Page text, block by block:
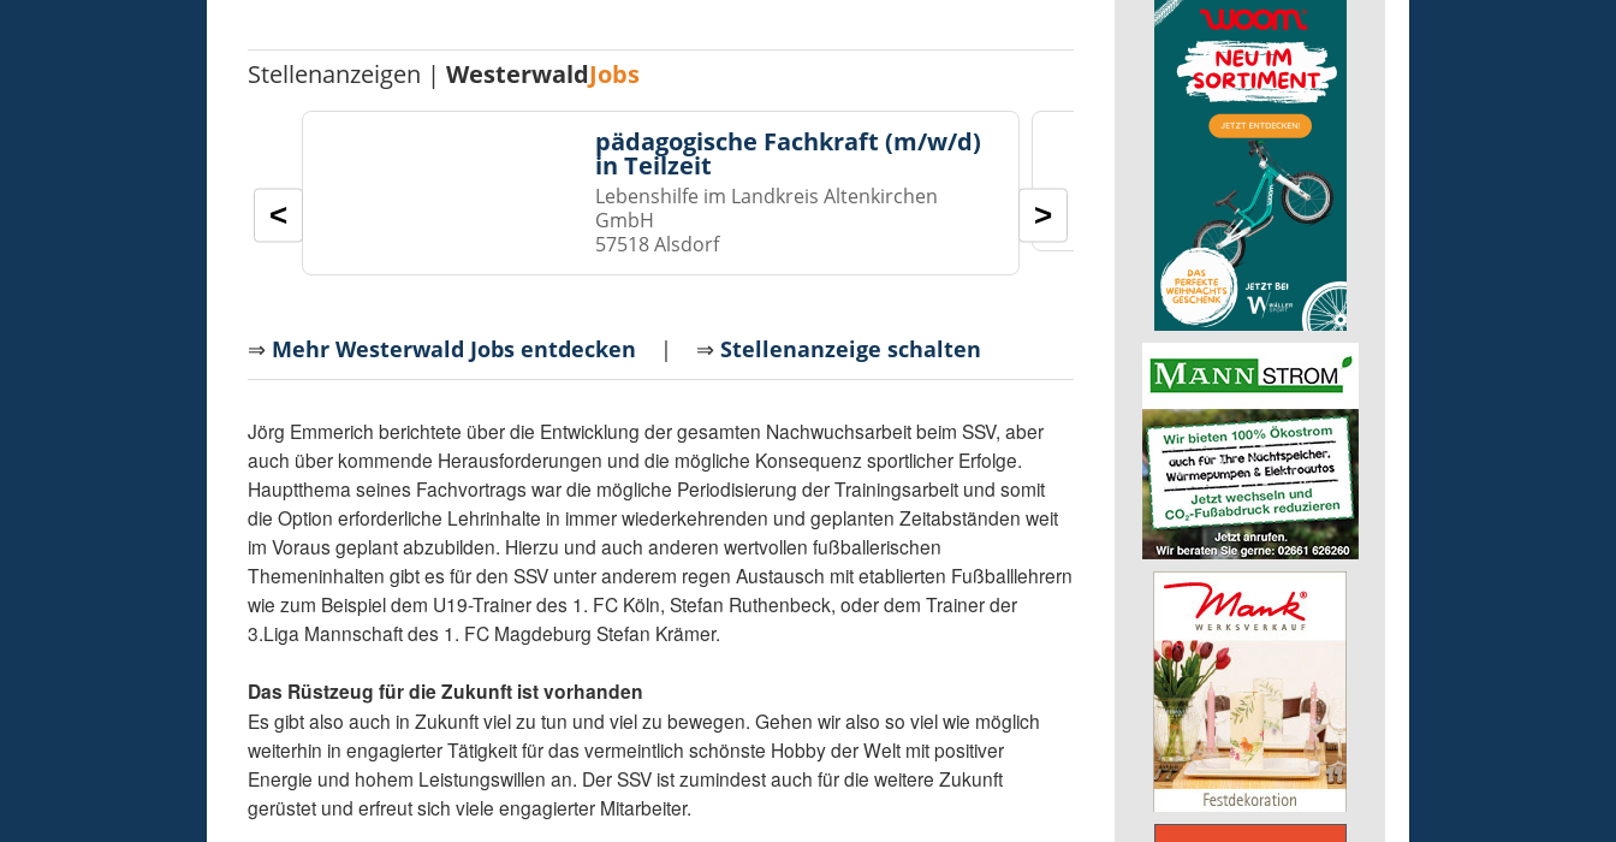
Stellenanzeigen |WesterwaldJobs
pädagogische Fachkraft (m/w/d)
in Teilzeit
Lebenshilfe im Landkreis Altenkirchen
GmbH
57518 Alsdorf
Lebenshilfe im Landkreis
GmbH
51598 Friesenhagen
< >
⇒ Mehr Westerwald Jobs entdecken | ⇒Stellenanzeige schalten
Jörg Emmerich berichtete über die Entwicklung der gesamten Nachwuchsarbeit beim SSV, aber
auch über kommende Herausforderungen und die mögliche Konsequenz sportlicher Erfolge.
Hauptthema seines Fachvortrags war die mögliche Periodisierung der Trainingsarbeit und somit
die Option erforderliche Lehrinhalte in immer wiederkehrenden und geplanten Zeitabständen weit
im Voraus geplant abzubilden. Hierzu und auch anderen wertvollen fußballerischen
Themeninhalten gibt es für den SSV unter anderem regen Austausch mit etablierten Fußballlehrern
wie zum Beispiel dem U19-Trainer des 1. FC Köln, Stefan Ruthenbeck, oder dem Trainer der
3.Liga Mannschaft des 1. FC Magdeburg Stefan Krämer.
Das Rüstzeug für die Zukunft ist vorhanden
Es gibt also auch in Zukunft viel zu tun und viel zu bewegen. Gehen wir also so viel wie möglich
weiterhin in engagierter Tätigkeit für das vermeintlich schönste Hobby der Welt mit positiver
Energie und hohem Leistungswillen an. Der SSV ist zumindest auch für die weitere Zukunft
gerüstet und erfreut sich viele engagierter Mitarbeiter.